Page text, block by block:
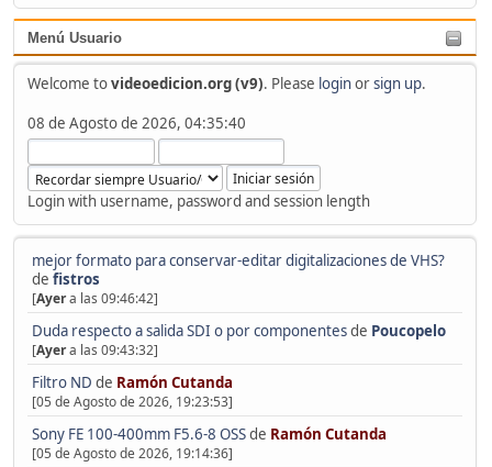
Menú Usuario
Welcome tovideoedicion.org (v9). Please loginorsign up.
08 de Agosto de 2026, 04:35:40
Login with username, password and session length
mejor formato para conservar-editar digitalizaciones de VHS?
de fistros
[Ayera las 09:46:42]
Duda respecto a salida SDI o por componentesde Poucopelo
[Ayera las 09:43:32]
Filtro ND de Ramón Cutanda
[05 de Agosto de 2026, 19:23:53]
Sony FE 100-400mm F5.6-8 OSSde Ramón Cutanda
[05 de Agosto de 2026, 19:14:36]